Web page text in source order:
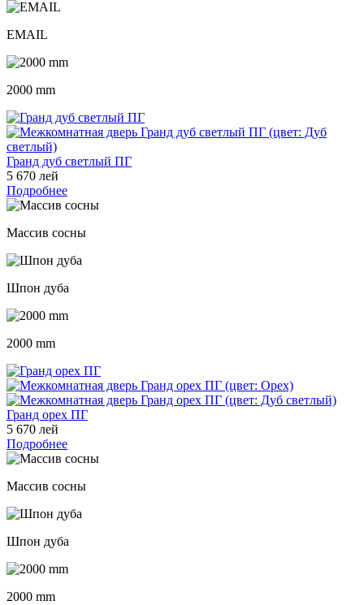
EMAIL
2000 mm
Гранд дуб светлый ПГ
5 670 лей
Подробнее
Массив сосны
Шпон дуба
2000 mm
Гранд орех ПГ
5 670 лей
Подробнее
Массив сосны
Шпон дуба
2000 mm